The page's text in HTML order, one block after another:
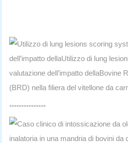
Utilizzo di lung lesions scoring
dell’impatto dellaUtilizzo di lung
valutazione dell’impatto dellaBovine
(BRD) nella filiera del vitellone da
---------------
Caso clinico di intossicazione da
inalatoria in una mandria di bovini da